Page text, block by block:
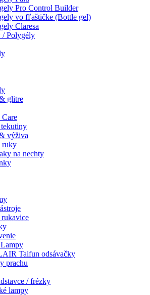
Pro Control Builder
vo fľaštičke (Bottle gel)
Claresa
Polygély
glitre
výživa
ruky
na nechty
rukavice
Taifun odsávačky
prachu
/ frézky
lampy